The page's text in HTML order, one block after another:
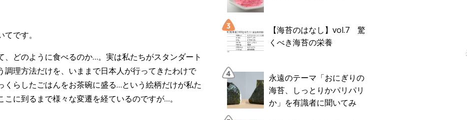
です。
、どのように食べるのか…。実は私たちがスタンダート
調理方法だけを、いままで日本人が行ってきたわけで
くらしたごはんをお茶碗に盛る…という絵柄だけが私た
に到るまで様々な変遷を経ているのですが…。
【海苔のはなし】vol.7 驚
くべき海苔の栄養
永遠のテーマ「おにぎりの
海苔、しっとりかパリパリ
か」を有識者に聞いてみ